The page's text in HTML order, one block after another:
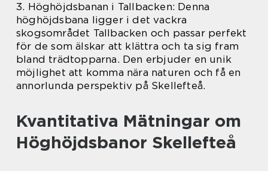
3. Höghöjdsbanan i Tallbacken: Denna
höghöjdsbana ligger i det vackra
skogsområdet Tallbacken och passar perfekt
för de som älskar att klättra och ta sig fram
bland trädtopparna. Den erbjuder en unik
möjlighet att komma nära naturen och få en
annorlunda perspektiv på Skellefteå.
Kvantitativa Mätningar om
Höghöjdsbanor Skellefteå